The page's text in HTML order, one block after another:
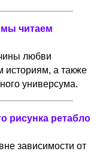
читаем
любви
историям, а также
универсума.
рисунка ретабло
зависимости от